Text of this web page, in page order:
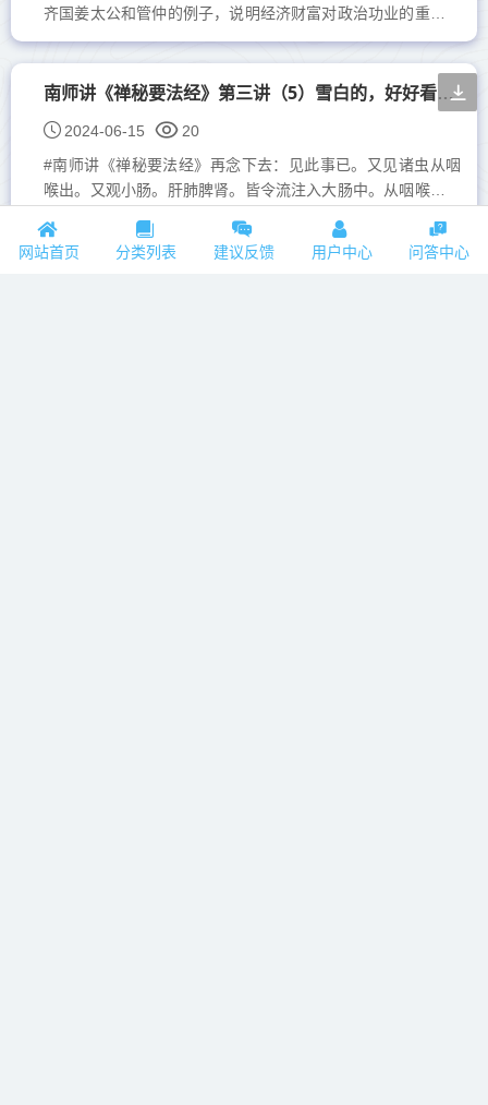
齐国姜太公和管仲的例子，说明经济财富对政治功业的重要以
后，又引用“仓廪实而知礼节，衣食足而知荣辱”这两句名言，
讨论财...
南师讲《禅秘要法经》第三讲（5）雪白的，好好看……
2024-06-15
20
#南师讲《禅秘要法经》再念下去：见此事已。又见诸虫从咽
喉出。又观小肠。肝肺脾肾。皆令流注入大肠中。从咽喉出。
网站首页 分类列表 建议反馈 用户中心 问答中心